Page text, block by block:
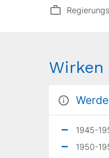
Wirken
1945-
1950-